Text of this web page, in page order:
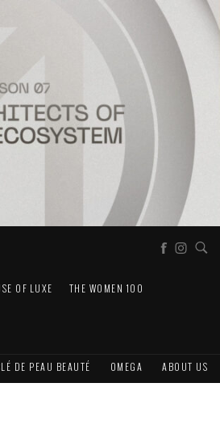
OF LUXE THE WOMEN 100
DE PEAU BEAUTÉ OMEGA ABOUT US